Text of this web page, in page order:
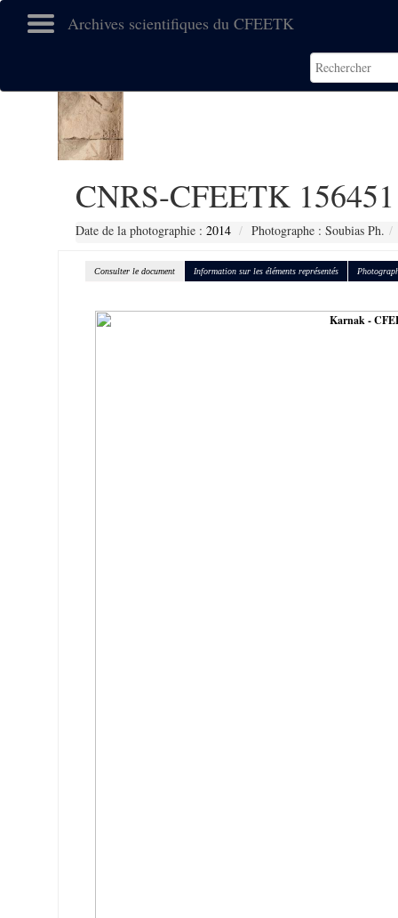
Archives scientifiques du CFEETK
CNRS-CFEETK 156451
Date de la photographie : 2014 Photographe : Soubias Ph.
Consulter le document Information sur les éléments représentés